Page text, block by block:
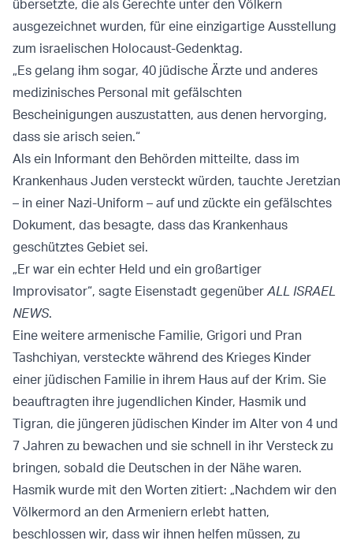
übersetzte, die als Gerechte unter den Völkern
ausgezeichnet wurden, für eine einzigartige Ausstellung
zum israelischen Holocaust-Gedenktag.
„Es gelang ihm sogar, 40 jüdische Ärzte und anderes
medizinisches Personal mit gefälschten
Bescheinigungen auszustatten, aus denen hervorging,
dass sie arisch seien.“
Als ein Informant den Behörden mitteilte, dass im
Krankenhaus Juden versteckt würden, tauchte Jeretzian
– in einer Nazi-Uniform – auf und zückte ein gefälschtes
Dokument, das besagte, dass das Krankenhaus
geschütztes Gebiet sei.
„Er war ein echter Held und ein großartiger
Improvisator“, sagte Eisenstadt gegenüberALL ISRAEL
NEWS.
Eine weitere armenische Familie, Grigori und Pran
Tashchiyan, versteckte während des Krieges Kinder
einer jüdischen Familie in ihrem Haus auf der Krim. Sie
beauftragten ihre jugendlichen Kinder, Hasmik und
Tigran, die jüngeren jüdischen Kinder im Alter von 4 und
7 Jahren zu bewachen und sie schnell in ihr Versteck zu
bringen, sobald die Deutschen in der Nähe waren.
Hasmik wurde mit den Worten zitiert: „Nachdem wir den
Völkermord an den Armeniern erlebt hatten,
beschlossen wir, dass wir ihnen helfen müssen, zu